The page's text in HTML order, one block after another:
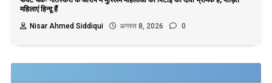
महिलाएं हिन्दू हैं
Nisar Ahmed Siddiqui
अगस्त 8, 2026 0